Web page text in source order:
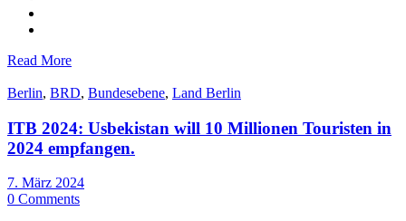
Read More
Berlin, BRD, Bundesebene, Land Berlin
ITB 2024: Usbekistan will 10 Millionen Touristen in
2024 empfangen.
7. März 2024
0 Comments